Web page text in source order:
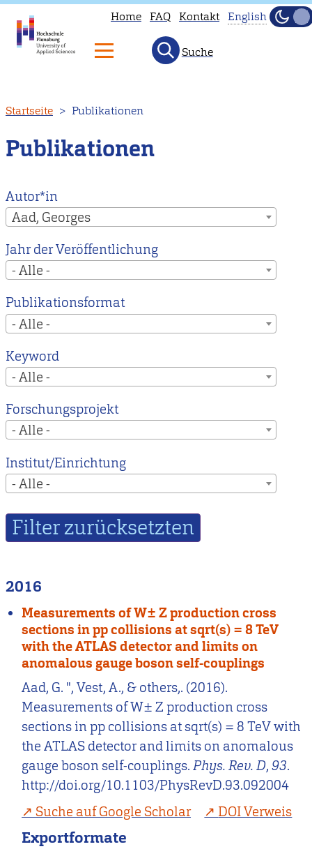
zum
Inhalt
Home FAQ Kontakt
to
our
main
instead.
English
Hell
Suche
Startseite Publikationen
Publikationen
Autor*in
Aad, Georges
Jahr der Veröffentlichung
- Alle -
Publikationsformat
- Alle -
Keyword
- Alle -
Forschungsprojekt
- Alle -
Institut/Einrichtung
- Alle -
2016
Measurements of W± Z production cross
sections in pp collisions at sqrt(s) = 8 TeV
with the ATLAS detector and limits on
anomalous gauge boson self-couplings
Aad, G. ", Vest, A., & others,. (2016).
Measurements of W± Z production cross
sections in pp collisions at sqrt(s) = 8 TeV with
the ATLAS detector and limits on anomalous
gauge boson self-couplings.Phys. Rev. D,93.
http://doi.org/10.1103/PhysRevD.93.092004
Suche auf Google Scholar
DOI Verweis
Exportformate